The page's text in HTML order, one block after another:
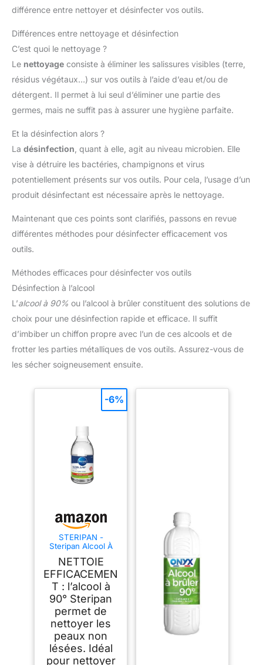
différence entre nettoyer et désinfecter vos outils.
Différences entre nettoyage et désinfection
C’est quoi le nettoyage ?
Le nettoyage consiste à éliminer les salissures visibles (terre,
résidus végétaux…) sur vos outils à l’aide d’eau et/ou de
détergent. Il permet à lui seul d’éliminer une partie des
germes, mais ne suffit pas à assurer une hygiène parfaite.
Et la désinfection alors ?
La désinfection , quant à elle, agit au niveau microbien. Elle
vise à détruire les bactéries, champignons et virus
potentiellement présents sur vos outils. Pour cela, l’usage d’un
produit désinfectant est nécessaire après le nettoyage.
Maintenant que ces points sont clarifiés, passons en revue
différentes méthodes pour désinfecter efficacement vos
outils.
Méthodes efficaces pour désinfecter vos outils
Désinfection à l’alcool
L’alcool à 90% ou l’alcool à brûler constituent des solutions de
choix pour une désinfection rapide et efficace. Il suffit
d’imbiber un chiffon propre avec l’un de ces alcools et de
frotter les parties métalliques de vos outils. Assurez-vous de
les sécher soigneusement ensuite.
STERIPAN -
Steripan Alcool À
Efficacement –
Flacon Incassable -
100 ml
NETTOIE
EFFICACEMEN
T : l’alcool à
90° Steripan
permet de
nettoyer les
peaux non
lésées. Idéal
pour nettoyer
-6%